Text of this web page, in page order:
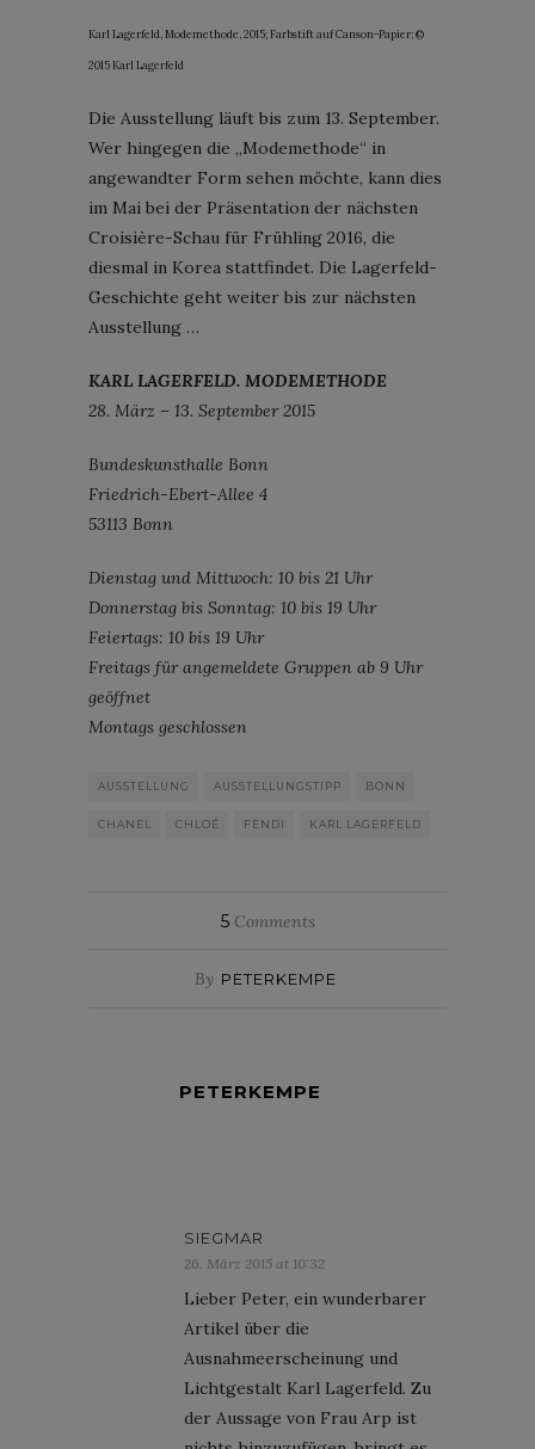
Karl Lagerfeld, Modemethode, 2015; Farbstift auf Canson-Papier; ©
2015 Karl Lagerfeld
Die Ausstellung läuft bis zum 13. September.
Wer hingegen die „Modemethode“ in
angewandter Form sehen möchte, kann dies
im Mai bei der Präsentation der nächsten
Croisière-Schau für Frühling 2016, die
diesmal in Korea stattfindet. Die Lagerfeld-
Geschichte geht weiter bis zur nächsten
Ausstellung …
KARL LAGERFELD. MODEMETHODE
28. März – 13. September 2015
Bundeskunsthalle Bonn
Friedrich-Ebert-Allee 4
53113 Bonn
Dienstag und Mittwoch: 10 bis 21 Uhr
Donnerstag bis Sonntag: 10 bis 19 Uhr
Feiertags: 10 bis 19 Uhr
Freitags für angemeldete Gruppen ab 9 Uhr
geöffnet
Montags geschlossen
AUSSTELLUNG AUSSTELLUNGSTIPP BONN
CHANEL CHLOÉ FENDI KARL LAGERFELD
5Comments
By PETERKEMPE
PETERKEMPE
SIEGMAR
26. März 2015 at 10:32
Lieber Peter, ein wunderbarer
Artikel über die
Ausnahmeerscheinung und
Lichtgestalt Karl Lagerfeld. Zu
der Aussage von Frau Arp ist